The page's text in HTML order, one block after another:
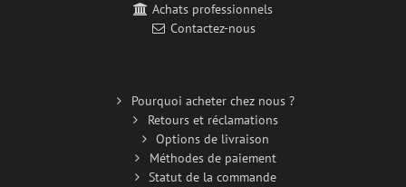
Achats professionnels
Contactez-nous
Pourquoi acheter chez nous ?
Retours et réclamations
Options de livraison
Méthodes de paiement
Statut de la commande